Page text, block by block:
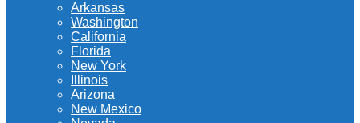
Arkansas
Washington
California
Florida
New York
Illinois
Arizona
New Mexico